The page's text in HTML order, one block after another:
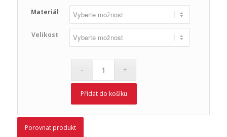
Materiál
Velikost
Přidat do košíku
Porovnat produkt